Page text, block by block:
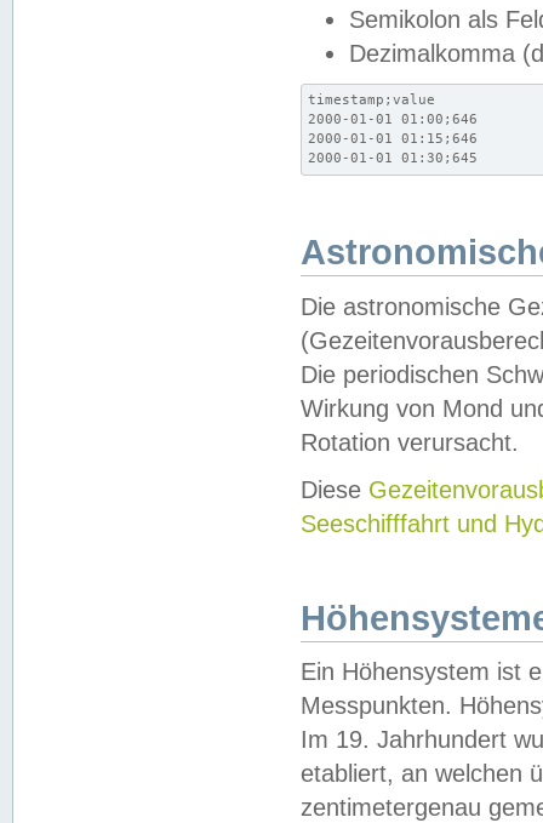
Semikolon als
Dezimalkomma
timestamp;value
2000-01-01 01:00;646
2000-01-01 01:15;646
2000-01-01 01:30;645
Die astronomische
Die periodischen
Wirkung von Mond
Rotation verursacht.
Diese
Seeschifffahrt und
Ein Höhensystem ist
Messpunkten.
Im 19. Jahrhundert
etabliert, an welchen
zentimetergenau